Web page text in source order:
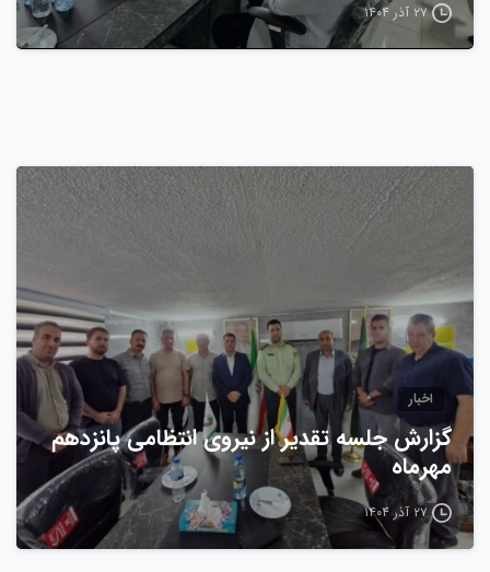
۲۷ آذر ۱۴۰۴
0
اخبار
گزارش جلسه تقدیر از نیروی انتظامی پانزدهم
مهرماه
۲۷ آذر ۱۴۰۴